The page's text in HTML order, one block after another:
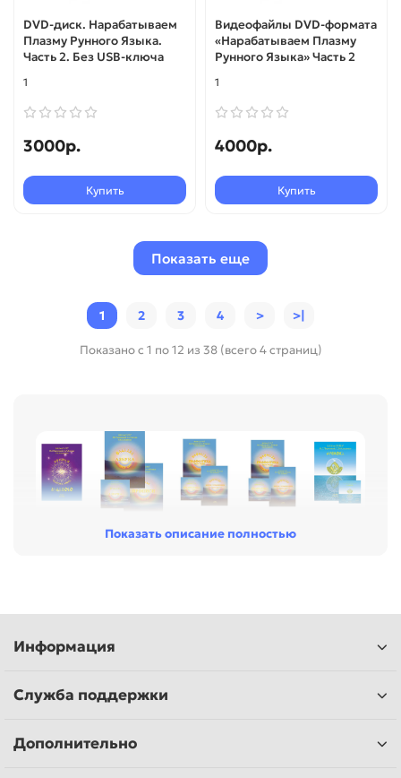
DVD-диск. Нарабатываем
Плазму Рунного Языка.
Часть 2. Без USB-ключа
1
3000р.
Купить
Видеофайлы DVD-формата
«Нарабатываем Плазму
Рунного Языка» Часть 2
1
4000р.
Купить
Показать еще
1 2 3 4 > >|
Показано с 1 по 12 из 38 (всего 4 страниц)
Показать описание полностью
Информация
Служба поддержки
Дополнительно